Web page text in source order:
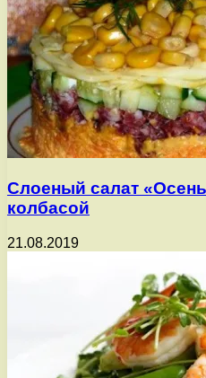
Слоеный салат
колбасой
21.08.2019